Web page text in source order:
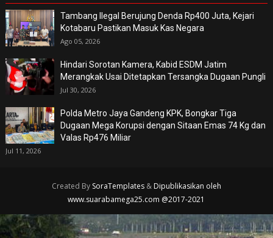
Tambang Ilegal Berujung Denda Rp400 Juta, Kejari
Kotabaru Pastikan Masuk Kas Negara
Ago 05, 2026
Hindari Sorotan Kamera, Kabid ESDM Jatim
Merangkak Usai Ditetapkan Tersangka Dugaan Pungli
Jul 30, 2026
Polda Metro Jaya Gandeng KPK, Bongkar Tiga
Dugaan Mega Korupsi dengan Sitaan Emas 74 Kg dan
Valas Rp476 Miliar
Jul 11, 2026
Created By SoraTemplates& Dipublikasikan oleh
www.suarabamega25.com @2017-2021